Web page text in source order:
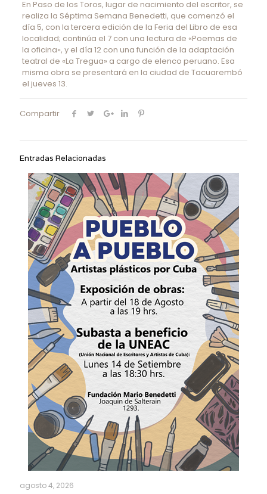
En Paso de los Toros, lugar de nacimiento del escritor, se
realiza la Séptima Semana Benedetti, que comenzó el
día 5, con la tercera edición de la Feria del Libro de esa
localidad; continúa el 7 con una lectura de «Poemas de
la oficina», y el día 12 con una función de la adaptación
teatral de «La Tregua» a cargo de elenco peruano. Esa
misma obra se presentará en la ciudad de Tacuarembó
el jueves 13.
Compartir
Entradas Relacionadas
agosto 4, 2026